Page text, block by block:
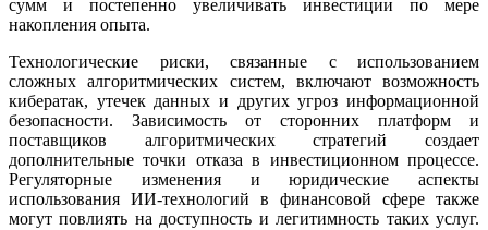
сумм и постепенно увеличивать инвестиции по мере
накопления опыта.
Технологические риски, связанные с использованием
сложных алгоритмических систем, включают возможность
кибератак, утечек данных и других угроз информационной
безопасности. Зависимость от сторонних платформ и
поставщиков алгоритмических стратегий создает
дополнительные точки отказа в инвестиционном процессе.
Регуляторные изменения и юридические аспекты
использования ИИ-технологий в финансовой сфере также
могут повлиять на доступность и легитимность таких услуг.